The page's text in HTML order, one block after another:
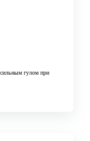
сильным гулом при